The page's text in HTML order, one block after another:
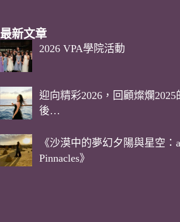
最新文章
2026 VPA學院活動
迎向精彩2026，回顧燦爛2025
後…
《沙漠中的夢幻夕陽與星空：
Pinnacles》